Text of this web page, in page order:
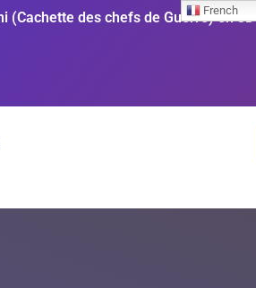
(Cachette des chefs de Guerre) en 3D
French